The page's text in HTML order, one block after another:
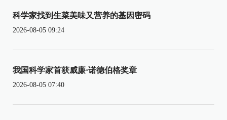
科学家找到生菜美味又营养的基因密码
2026-08-05 09:24
我国科学家首获威廉·诺德伯格奖章
2026-08-05 07:40